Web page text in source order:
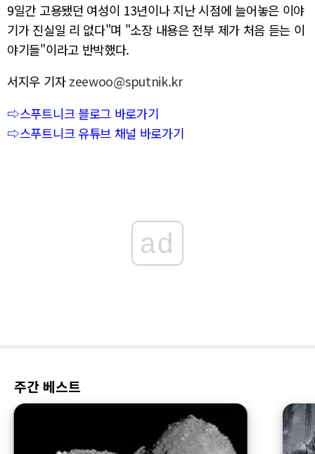
9일간 고용됐던 여성이 13년이나 지난 시점에 늘어놓은 이야
기가 진실일 리 없다"며 "소장 내용은 전부 제가 처음 듣는 이
야기들"이라고 반박했다.
서지우 기자 zeewoo@sputnik.kr
⇨스푸트니크 블로그 바로가기
⇨스푸트니크 유튜브 채널 바로가기
ad
주간 베스트